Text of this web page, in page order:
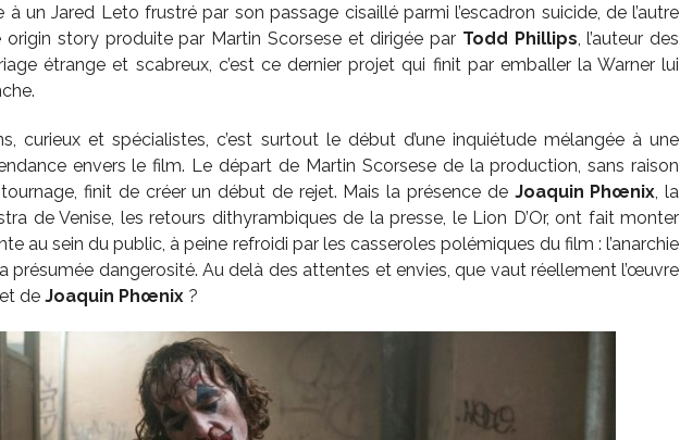
à un Jared Leto frustré par son passage cisaillé parmi l’escadron suicide, de l’autre
origin story produite par Martin Scorsese et dirigée par Todd Phillips, l’auteur des
étrange et scabreux, c’est ce dernier projet qui finit par emballer la Warner lui
curieux et spécialistes, c’est surtout le début d’une inquiétude mélangée à une
envers le film. Le départ de Martin Scorsese de la production, sans raison
finit de créer un début de rejet. Mais la présence de Joaquin Phœnix , la
de Venise, les retours dithyrambiques de la presse, le Lion D’Or, ont fait monter
au sein du public, à peine refroidi par les casseroles polémiques du film : l’anarchie
présumée dangerosité. Au delà des attentes et envies, que vaut réellement l’œuvre
et de Joaquin Phœnix?